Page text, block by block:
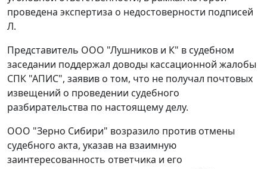
проведена экспертиза о недостоверности подписей
Л.
Представитель ООО "Лушников и К" в судебном
заседании поддержал доводы кассационной жалобы
СПК "АПИС", заявив о том, что не получал почтовых
извещений о проведении судебного
разбирательства по настоящему делу.
ООО "Зерно Сибири" возразило против отмены
судебного акта, указав на взаимную
заинтересованность ответчика и его